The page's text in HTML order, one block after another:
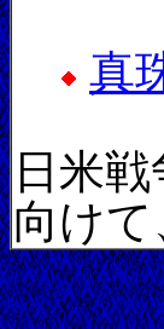
真
日米
向け